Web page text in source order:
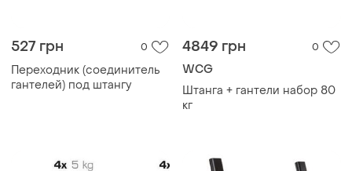
527 грн 0
Переходник (соединитель
гантелей) под штангу
4849 грн 0
WCG
Штанга + гантели набор 80
кг